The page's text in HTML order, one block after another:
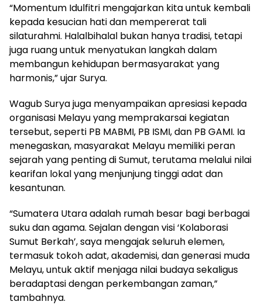
“Momentum Idulfitri mengajarkan kita untuk kembali
kepada kesucian hati dan mempererat tali
silaturahmi. Halalbihalal bukan hanya tradisi, tetapi
juga ruang untuk menyatukan langkah dalam
membangun kehidupan bermasyarakat yang
harmonis,” ujar Surya.
Wagub Surya juga menyampaikan apresiasi kepada
organisasi Melayu yang memprakarsai kegiatan
tersebut, seperti PB MABMI, PB ISMI, dan PB GAMI. Ia
menegaskan, masyarakat Melayu memiliki peran
sejarah yang penting di Sumut, terutama melalui nilai
kearifan lokal yang menjunjung tinggi adat dan
kesantunan.
“Sumatera Utara adalah rumah besar bagi berbagai
suku dan agama. Sejalan dengan visi ‘Kolaborasi
Sumut Berkah’, saya mengajak seluruh elemen,
termasuk tokoh adat, akademisi, dan generasi muda
Melayu, untuk aktif menjaga nilai budaya sekaligus
beradaptasi dengan perkembangan zaman,”
tambahnya.